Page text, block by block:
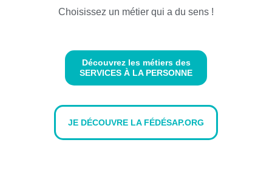
Choisissez un métier qui a du sens !
Découvrez les métiers des
SERVICES À LA PERSONNE
JE DÉCOUVRE LA FÉDÉSAP.ORG